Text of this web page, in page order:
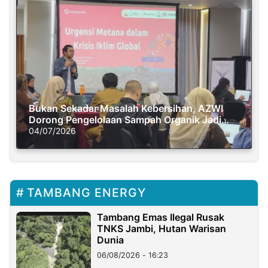
Bukan Sekadar Masalah Kebersihan, AZWI
Dorong Pengelolaan Sampah Organik Jadi
Solusi Krisis Iklim
04/07/2026
TAMBANG ENERGY
Tambang Emas Ilegal Rusak
TNKS Jambi, Hutan Warisan
Dunia
06/08/2026 - 16:23